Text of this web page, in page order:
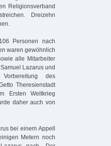
Religionsverband
Dreizehn
Personen nach
waren gewöhnlich
alle Mitarbeiter
Lazarus und
des
Theresienstadt
Ersten Weltkrieg
daher auch von
bei einem Appell
Metern noch